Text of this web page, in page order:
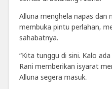
Alluna menghela napas dan
membuka pintu perlahan,
sahabatnya.
“Kita tunggu di sini. Kalo
Rani memberikan isyarat
Alluna segera masuk.